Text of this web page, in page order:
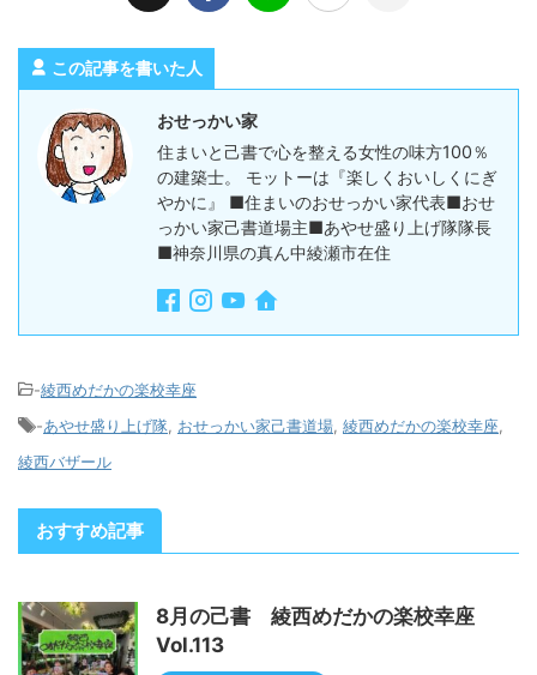
この記事を書いた人
おせっかい家
住まいと己書で心を整える女性の味方100％
の建築士。 モットーは『楽しくおいしくにぎ
やかに』 ■住まいのおせっかい家代表■おせ
っかい家己書道場主■あやせ盛り上げ隊隊長
■神奈川県の真ん中綾瀬市在住
-綾西めだかの楽校幸座
-あやせ盛り上げ隊 おせっかい家己書道場 綾西めだかの楽校幸座
綾西バザール
おすすめ記事
8月の己書 綾西めだかの楽校幸座
Vol.113